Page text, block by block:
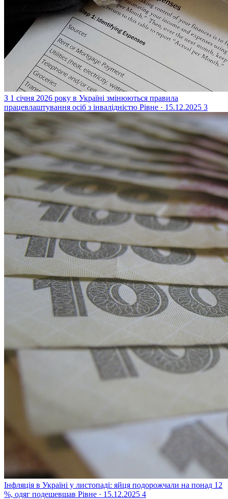
З 1 січня 2026 року в Україні змінюються правила
працевлаштування осіб з інвалідністю Рівне · 15.12.2025 3
Інфляція в Україні у листопаді: яйця подорожчали на понад 12
%, одяг подешевшав Рівне · 15.12.2025 4